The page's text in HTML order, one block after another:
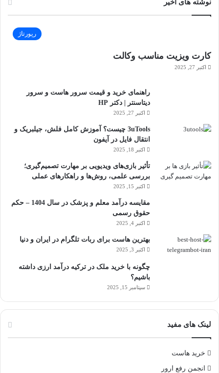
نوشته های اخیر
رپورتاژ
کارت ویزیت مناسب وکالت
اکتبر 27, 2025
راهنمای خرید و قیمت سرور هاست و سرور
دیتاسنتر | دکتر HP
اکتبر 27, 2025
3uTools چیست؟ آموزش کامل فلش، جیلبریک و
انتقال فایل در آیفون
اکتبر 18, 2025
تأثیر بازی‌های ویدیویی بر مهارت تصمیم‌گیری؛
بررسی علمی، روش‌ها و راهکارهای عملی
اکتبر 15, 2025
مقایسه درآمد معلم و پزشک در سال 1404 – حکم
حقوق رسمی
اکتبر 4, 2025
بهترین هاست برای ربات تلگرام در ایران و دنیا
اکتبر 3, 2025
چگونه با خرید ملک در ترکیه درآمد ارزی داشته
باشیم؟
سپتامبر 15, 2025
لینک های مفید
خرید هاست
انجمن رفع ارور